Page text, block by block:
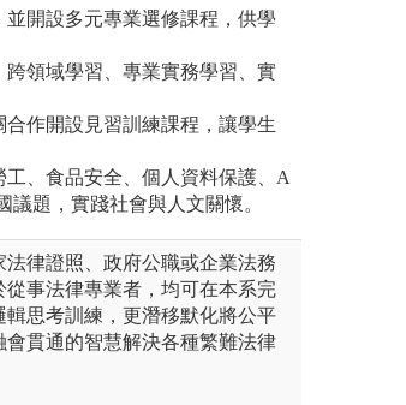
並開設多元專業選修課程，供學
跨領域學習、專業實務學習、實
合作開設見習訓練課程，讓學生
工、食品安全、個人資料保護、A
題，實踐社會與人文關懷。
律證照、政府公職或企業法務
事法律專業者，均可在本系完
思考訓練，更潛移默化將公平
貫通的智慧解決各種繁難法律